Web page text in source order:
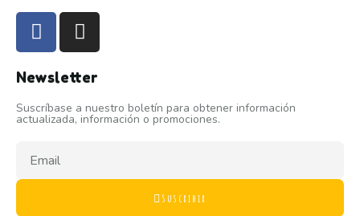
Newsletter
Suscríbase a nuestro boletín para obtener información
actualizada, información o promociones.
Suscribir